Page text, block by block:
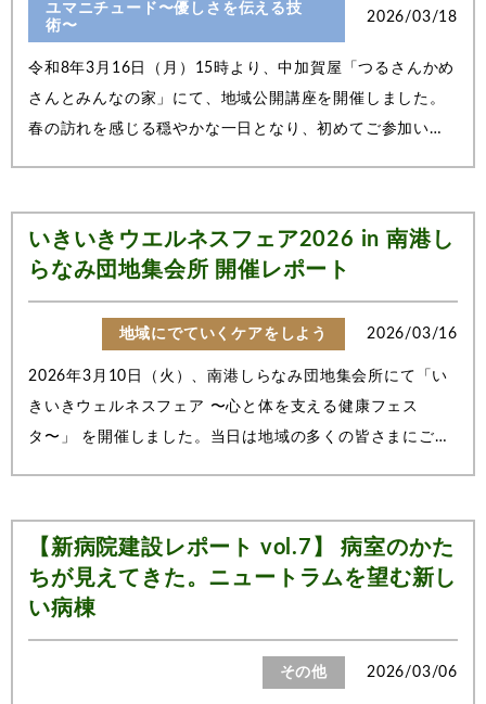
ユマニチュード〜優しさを伝える技
術〜
2026/03/18
令和8年3月16日（月）15時より、中加賀屋「つるさんかめ
さんとみんなの家」にて、地域公開講座を開催しました。
春の訪れを感じる穏やかな一日となり、初めてご参加いた
いきいきウエルネスフェア2026 in 南港し
らなみ団地集会所 開催レポート
地域にでていくケアをしよう 2026/03/16
2026年3月10日（火）、南港しらなみ団地集会所にて「い
きいきウェルネスフェア 〜心と体を支える健康フェス
タ〜」 を開催しました。当日は地域の多くの皆さまにご来
【新病院建設レポート vol.7】 病室のかた
ちが見えてきた。ニュートラムを望む新し
い病棟
その他 2026/03/06